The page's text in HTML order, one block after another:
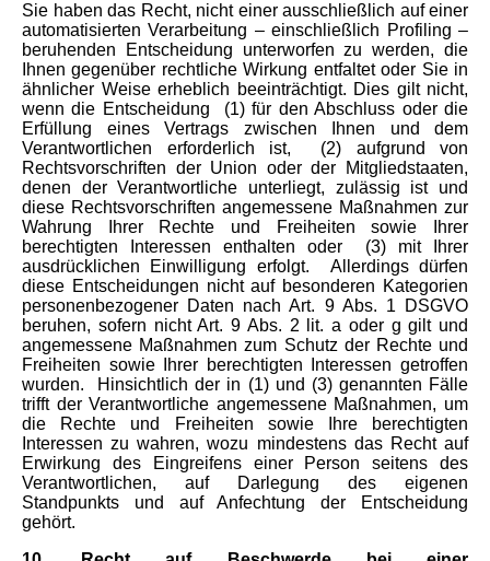
Sie haben das Recht, nicht einer ausschließlich auf einer
automatisierten Verarbeitung – einschließlich Profiling –
beruhenden Entscheidung unterworfen zu werden, die
Ihnen gegenüber rechtliche Wirkung entfaltet oder Sie in
ähnlicher Weise erheblich beeinträchtigt. Dies gilt nicht,
wenn die Entscheidung
(1) für den Abschluss oder die
Erfüllung eines Vertrags zwischen Ihnen und dem
Verantwortlichen erforderlich ist,
(2) aufgrund von
Rechtsvorschriften der Union oder der Mitgliedstaaten,
denen der Verantwortliche unterliegt, zulässig ist und
diese Rechtsvorschriften angemessene Maßnahmen zur
Wahrung Ihrer Rechte und Freiheiten sowie Ihrer
berechtigten Interessen enthalten oder
(3) mit Ihrer
ausdrücklichen Einwilligung erfolgt.
Allerdings dürfen
diese Entscheidungen nicht auf besonderen Kategorien
personenbezogener Daten nach Art. 9 Abs. 1 DSGVO
beruhen, sofern nicht Art. 9 Abs. 2 lit. a oder g gilt und
angemessene Maßnahmen zum Schutz der Rechte und
Freiheiten sowie Ihrer berechtigten Interessen getroffen
wurden.
Hinsichtlich der in (1) und (3) genannten Fälle
trifft der Verantwortliche angemessene Maßnahmen, um
die Rechte und Freiheiten sowie Ihre berechtigten
Interessen zu wahren, wozu mindestens das Recht auf
Erwirkung des Eingreifens einer Person seitens des
Verantwortlichen, auf Darlegung des eigenen
Standpunkts und auf Anfechtung der Entscheidung
gehört.